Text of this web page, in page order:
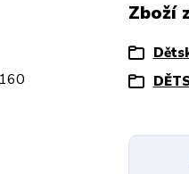
Zboží